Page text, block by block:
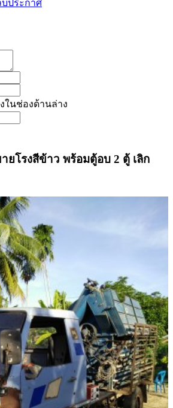
บประกาศ
ในช่องด้านล่าง
ยโรงสีข้าว พร้อมตู้อบ 2 ตู้ เลิก